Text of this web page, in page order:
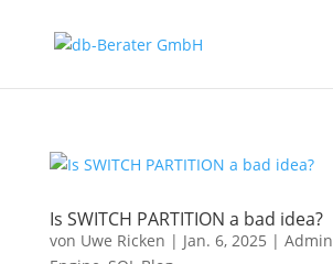
Is SWITCH PARTITION a bad idea?
von Uwe Ricken | Jan. 6, 2025 |